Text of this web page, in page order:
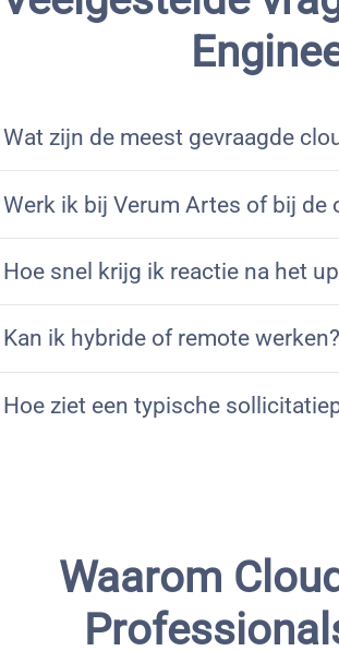
Wat zijn de meest gevraagde
Werk ik bij Verum Artes of bij de
Hoe snel krijg ik reactie na het
Kan ik hybride of remote werken?
Hoe ziet een typische
Waarom